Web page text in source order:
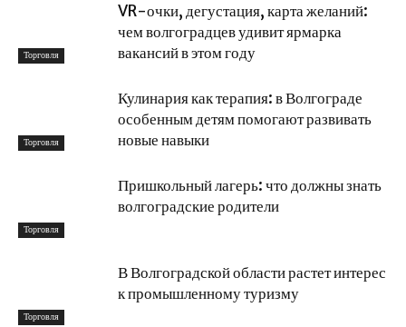
Торговля
VR-очки, дегустация, карта желаний:
чем волгоградцев удивит ярмарка
вакансий в этом году
Торговля
Кулинария как терапия: в Волгограде
особенным детям помогают развивать
новые навыки
Торговля
Пришкольный лагерь: что должны знать
волгоградские родители
Торговля
В Волгоградской области растет интерес
к промышленному туризму